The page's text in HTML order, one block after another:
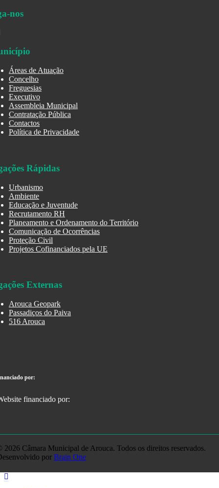
nos
Áreas de Atuação
Concelho
Freguesias
Executivo
Assembleia Municipal
Contratação Pública
Contactos
Política de Privacidade
Rápidas
Urbanismo
Ambiente
Educação e Juventude
Recrutamento RH
Planeamento e Ordenamento do Território
Comunicação de Ocorrências
Proteção Civil
Projetos Cofinanciados pela UE
Externas
Arouca Geopark
Passadiços do Paiva
516 Arouca
por:
2026 Câmara Municipal de Arouca. Todos os direitos reservados.
por Brain One